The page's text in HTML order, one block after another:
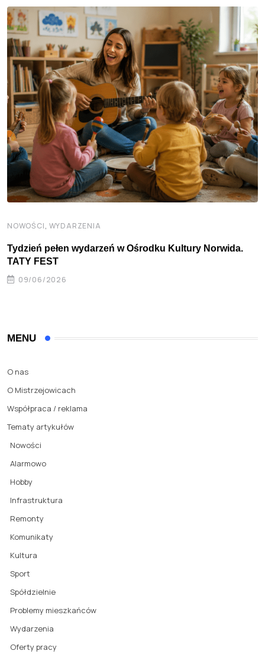
NOWOŚCI, WYDARZENIA
Tydzień pełen wydarzeń w Ośrodku Kultury Norwida.
TATY FEST
09/06/2026
MENU
O nas
O Mistrzejowicach
Współpraca / reklama
Tematy artykułów
Nowości
Alarmowo
Hobby
Infrastruktura
Remonty
Komunikaty
Kultura
Sport
Spółdzielnie
Problemy mieszkańców
Wydarzenia
Oferty pracy